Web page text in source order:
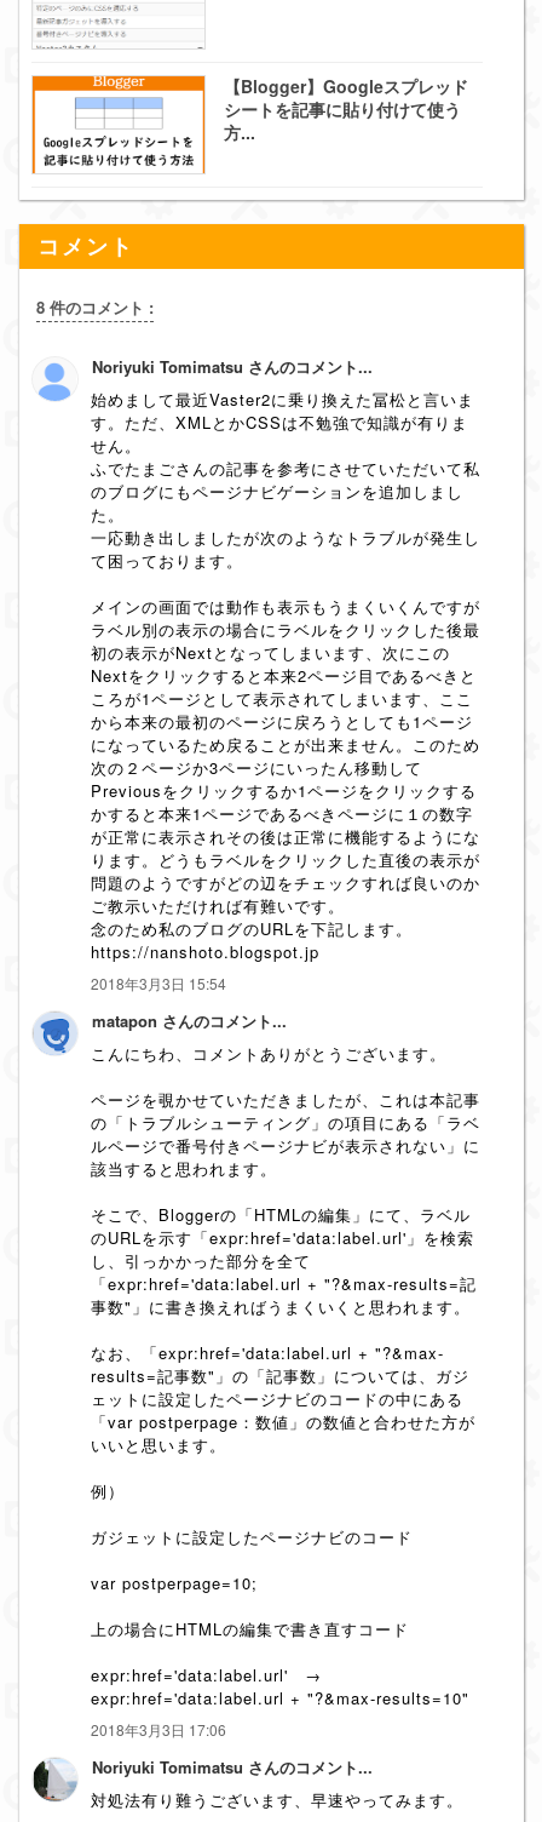
【Blogger】Googleスプレッド
シートを記事に貼り付けて使う
方...
コメント
8 件のコメント :
Noriyuki Tomimatsu さんのコメント...
始めまして最近Vaster2に乗り換えた冨松と言いま
す。ただ、XMLとかCSSは不勉強で知識が有りま
せん。
ふでたまごさんの記事を参考にさせていただいて私
のブログにもページナビゲーションを追加しまし
た。
一応動き出しましたが次のようなトラブルが発生し
て困っております。
メインの画面では動作も表示もうまくいくんですが
ラベル別の表示の場合にラベルをクリックした後最
初の表示がNextとなってしまいます、次にこの
Nextをクリックすると本来2ページ目であるべきと
ころが1ページとして表示されてしまいます、ここ
から本来の最初のページに戻ろうとしても1ページ
になっているため戻ることが出来ません。このため
次の２ページか3ページにいったん移動して
Previousをクリックするか1ページをクリックする
かすると本来1ページであるべきページに１の数字
が正常に表示されその後は正常に機能するようにな
ります。どうもラベルをクリックした直後の表示が
問題のようですがどの辺をチェックすれば良いのか
ご教示いただければ有難いです。
念のため私のブログのURLを下記します。
https://nanshoto.blogspot.jp
2018年3月3日 15:54
matapon さんのコメント...
こんにちわ、コメントありがとうございます。
ページを覗かせていただきましたが、これは本記事
の「トラブルシューティング」の項目にある「ラベ
ルページで番号付きページナビが表示されない」に
該当すると思われます。
そこで、Bloggerの「HTMLの編集」にて、ラベル
のURLを示す「expr:href='data:label.url'」を検索
し、引っかかった部分を全て
「expr:href='data:label.url + "?&max-results=記
事数"」に書き換えればうまくいくと思われます。
なお、「expr:href='data:label.url + "?&max-
results=記事数"」の「記事数」については、ガジ
ェットに設定したページナビのコードの中にある
「var postperpage：数値」の数値と合わせた方が
いいと思います。
例）
ガジェットに設定したページナビのコード
var postperpage=10;
上の場合にHTMLの編集で書き直すコード
expr:href='data:label.url' →
expr:href='data:label.url + "?&max-results=10"
2018年3月3日 17:06
Noriyuki Tomimatsu さんのコメント...
対処法有り難うございます、早速やってみます。